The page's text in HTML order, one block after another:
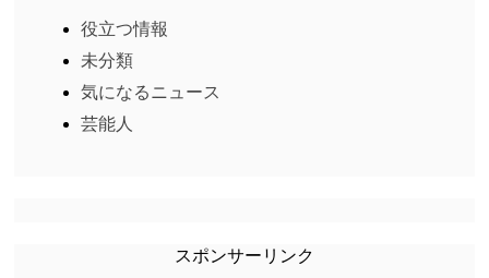
役立つ情報
未分類
気になるニュース
芸能人
スポンサーリンク